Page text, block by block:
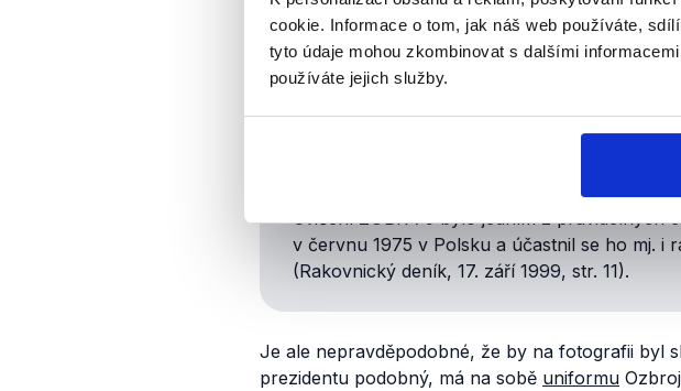
cookie. Informace o tom, jak náš web používáte,
tyto údaje mohou zkombinovat s dalšími
používáte jejich služby.
Cvičení Zubr 1975
Po původu fotografie jsme pátrali pomocí
PimEyes i rešerší archivních dokumentů o
zjistit, jestli fotografie skutečně pochází z
Cvičení ZUBR 75 bylo jedním z pravidelných
v červnu 1975 v Polsku a účastnil se ho mj. i
(Rakovnický deník, 17. září 1999, str. 11).
Je ale nepravděpodobné, že by na fotografii byl
prezidentu podobný, má na sobě uniformu